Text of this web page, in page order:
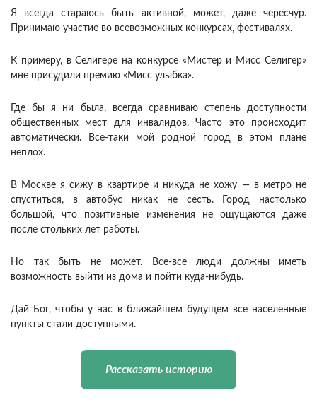
Я всегда стараюсь быть активной, может, даже чересчур.
Принимаю участие во всевозможных конкурсах, фестивалях.
К примеру, в Селигере на конкурсе «Мистер и Мисс Селигер»
мне присудили премию «Мисс улыбка».
Где бы я ни была, всегда сравниваю степень доступности
общественных мест для инвалидов. Часто это происходит
автоматически. Все-таки мой родной город в этом плане
неплох.
В Москве я сижу в квартире и никуда не хожу — в метро не
спуститься, в автобус никак не сесть. Город настолько
большой, что позитивные изменения не ощущаются даже
после стольких лет работы.
Но так быть не может. Все-все люди должны иметь
возможность выйти из дома и пойти куда-нибудь.
Дай Бог, чтобы у нас в ближайшем будущем все населенные
пункты стали доступными.
Рассказать историю